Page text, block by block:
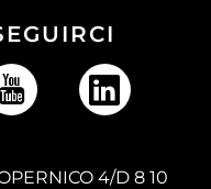
4/D 8 10